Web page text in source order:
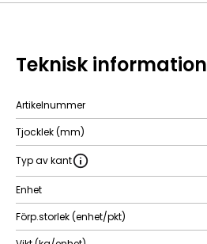
Teknisk information
Artikelnummer
Tjocklek (mm)
Typ av kant
Enhet
Förp.storlek (enhet/pkt)